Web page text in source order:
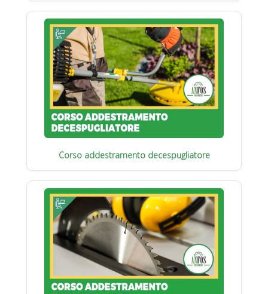
Corso addestramento decespugliatore